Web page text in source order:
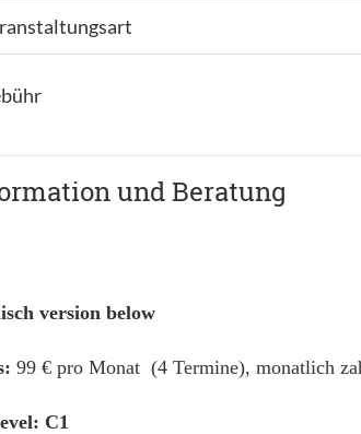
und Beratung
version below
99 € pro Monat (4 Termine), monatlich
C1